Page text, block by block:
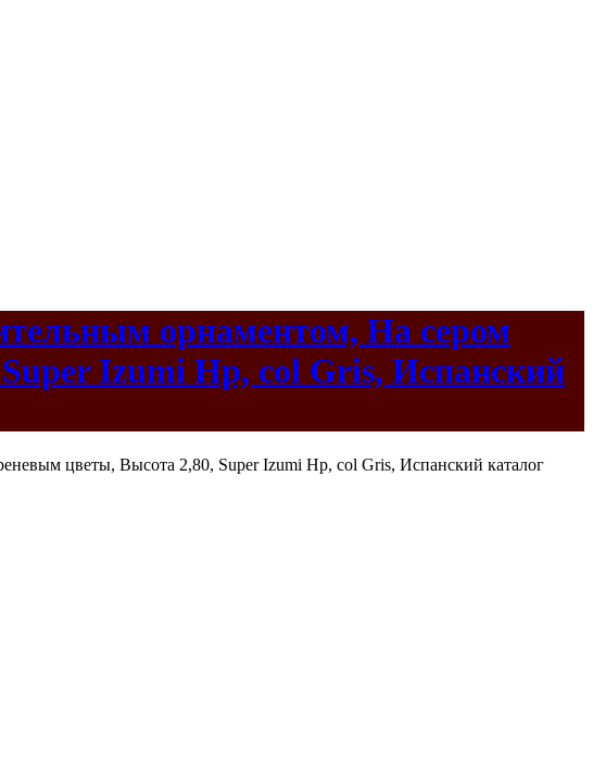
орнаментом, На сером
Izumi Hp, col Gris, Испанский